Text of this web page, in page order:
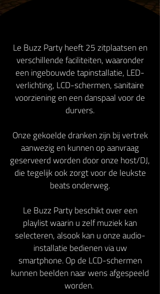
Le Buzz Party heeft 25 zitplaatsen en
verschillende faciliteiten, waaronder
een ingebouwde tapinstallatie, LED-
verlichting, LCD-schermen, sanitaire
voorziening en een danspaal voor de
durvers.
Onze gekoelde dranken zijn bij vertrek
aanwezig en kunnen op aanvraag
geserveerd worden door onze host/DJ,
die tegelijk ook zorgt voor de leukste
beats onderweg.
Le Buzz Party beschikt over een
playlist waarin u zelf muziek kan
selecteren, alsook kan u onze audio-
installatie bedienen via uw
smartphone. Op de LCD-schermen
kunnen beelden naar wens afgespeeld
worden.